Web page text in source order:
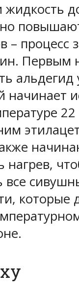
жидкость
– процесс
Первым
альдегид
начинает
22
нагрев,
все
которые